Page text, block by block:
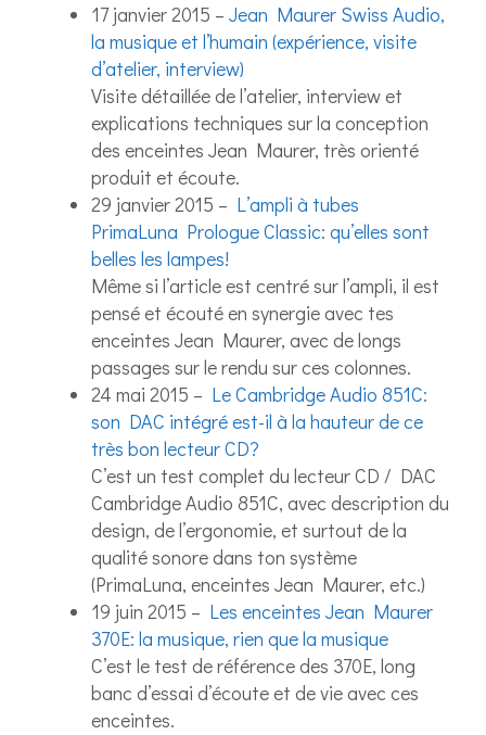
17 janvier 2015 – Jean Maurer Swiss Audio,
la musique et l’humain (expérience, visite
d’atelier, interview)
Visite détaillée de l’atelier, interview et
explications techniques sur la conception
des enceintes Jean Maurer, très orienté
produit et écoute.
29 janvier 2015 – L’ampli à tubes
PrimaLuna Prologue Classic: qu’elles sont
belles les lampes!
Même si l’article est centré sur l’ampli, il est
pensé et écouté en synergie avec tes
enceintes Jean Maurer, avec de longs
passages sur le rendu sur ces colonnes.
24 mai 2015 – Le Cambridge Audio 851C:
son DAC intégré est-il à la hauteur de ce
très bon lecteur CD?
C’est un test complet du lecteur CD / DAC
Cambridge Audio 851C, avec description du
design, de l’ergonomie, et surtout de la
qualité sonore dans ton système
(PrimaLuna, enceintes Jean Maurer, etc.)
19 juin 2015 – Les enceintes Jean Maurer
370E: la musique, rien que la musique
C’est le test de référence des 370E, long
banc d’essai d’écoute et de vie avec ces
enceintes.